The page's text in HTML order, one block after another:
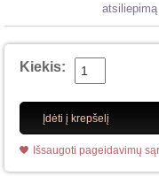
atsiliepimą
Kiekis:
Įdėti į krepšelį
Išsaugoti pageidavimų